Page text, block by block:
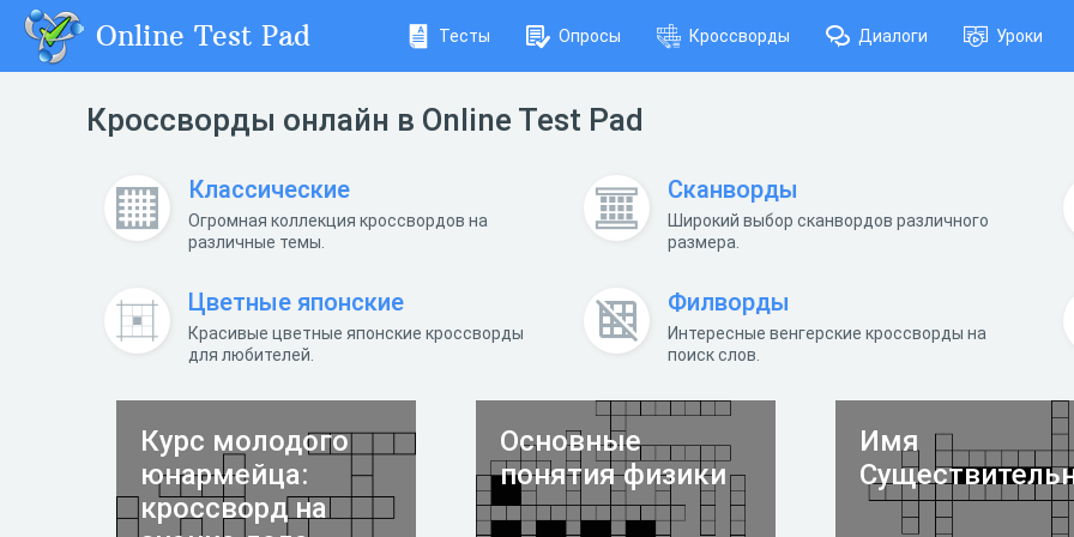
Online Test Pad Тесты Опросы Кроссворды Диалоги Уроки
Кроссворды онлайн в Online Test Pad
Классические
Огромная коллекция кроссвордов на
различные темы.
Сканворды
Широкий выбор сканвордов различного
размера.
Цветные японские
Красивые цветные японские кроссворды
для любителей.
Филворды
Интересные венгерские кроссворды на
поиск слов.
Курс молодого
юнармейца:
кроссворд на
Основные
понятия физики
Имя